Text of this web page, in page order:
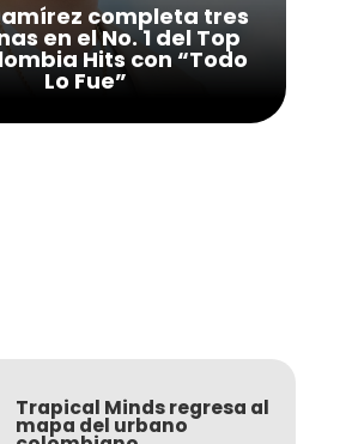
completa tres
en el No. 1 del Top
Hits con “Todo
Lo Fue”
Trapical Minds regresa al
mapa del urbano